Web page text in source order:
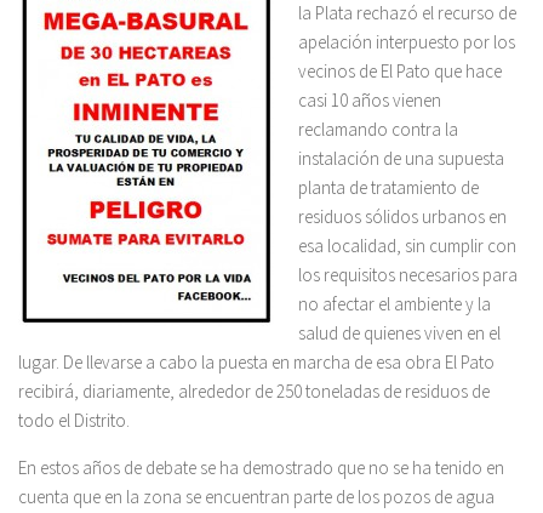
la Plata rechazó el recurso de
apelación interpuesto por los
vecinos de El Pato que hace
casi 10 años vienen
reclamando contra la
instalación de una supuesta
planta de tratamiento de
residuos sólidos urbanos en
esa localidad, sin cumplir con
los requisitos necesarios para
no afectar el ambiente y la
salud de quienes viven en el
lugar. De llevarse a cabo la puesta en marcha de esa obra El Pato
recibirá, diariamente, alrededor de 250 toneladas de residuos de
todo el Distrito.
En estos años de debate se ha demostrado que no se ha tenido en
cuenta que en la zona se encuentran parte de los pozos de agua